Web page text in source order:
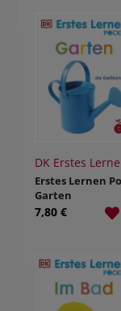
DK Erstes
Erstes Lernen
Garten
7,80 €